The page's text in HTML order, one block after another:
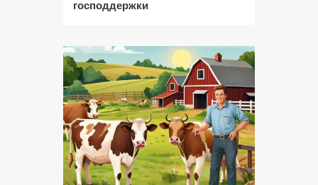
господдержки